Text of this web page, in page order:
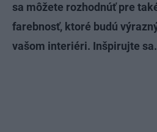
sa môžete rozhodnúť pre
farebnosť, ktoré budú
vašom interiéri. Inšpirujte